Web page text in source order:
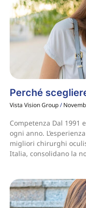
Perché
Vista Vision Group
Competenza Dal 1991
ogni anno.
migliori chirurghi
Italia, consolidano la